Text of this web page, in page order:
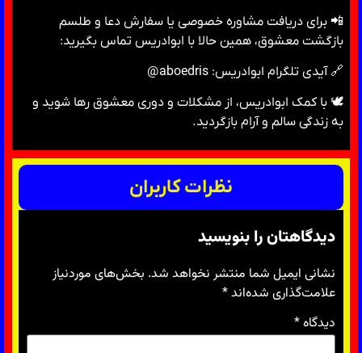
📲 برای دریافت مشاوره خصوصی یا سفارش دعا و طلسم
بازگشت معشوق، همین حالا با ابوادریس تماس بگیرید:
🔗 آیدی تلگرام ابوادریس: aboedris@
🕊 با کمک ابوادریس، از مشکلات و دوری معشوق رها شوید و
به زندگی سالم و آرام بازگردید.
نظرات کاربران
دیدگاهتان را بنویسید
نشانی ایمیل شما منتشر نخواهد شد. بخش‌های موردنیاز
علامت‌گذاری شده‌اند*
دیدگاه*